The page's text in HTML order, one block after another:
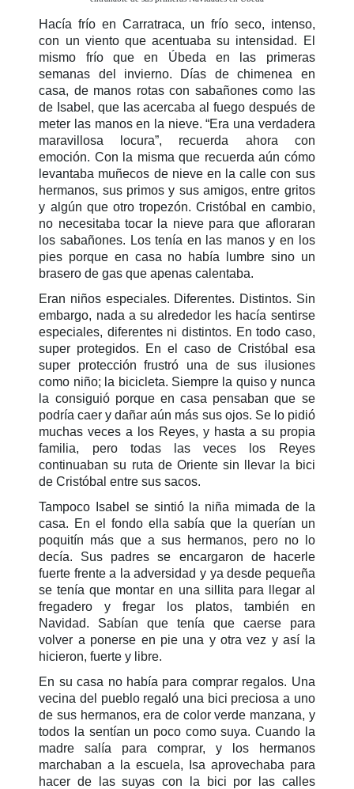
Hacía frío en Carratraca, un frío seco, intenso,
con un viento que acentuaba su intensidad. El
mismo frío que en Úbeda en las primeras
semanas del invierno. Días de chimenea en
casa, de manos rotas con sabañones como las
de Isabel, que las acercaba al fuego después de
meter las manos en la nieve. “Era una verdadera
maravillosa locura”, recuerda ahora con
emoción. Con la misma que recuerda aún cómo
levantaba muñecos de nieve en la calle con sus
hermanos, sus primos y sus amigos, entre gritos
y algún que otro tropezón. Cristóbal en cambio,
no necesitaba tocar la nieve para que afloraran
los sabañones. Los tenía en las manos y en los
pies porque en casa no había lumbre sino un
brasero de gas que apenas calentaba.
Eran niños especiales. Diferentes. Distintos. Sin
embargo, nada a su alrededor les hacía sentirse
especiales, diferentes ni distintos. En todo caso,
super protegidos. En el caso de Cristóbal esa
super protección frustró una de sus ilusiones
como niño; la bicicleta. Siempre la quiso y nunca
la consiguió porque en casa pensaban que se
podría caer y dañar aún más sus ojos. Se lo pidió
muchas veces a los Reyes, y hasta a su propia
familia, pero todas las veces los Reyes
continuaban su ruta de Oriente sin llevar la bici
de Cristóbal entre sus sacos.
Tampoco Isabel se sintió la niña mimada de la
casa. En el fondo ella sabía que la querían un
poquitín más que a sus hermanos, pero no lo
decía. Sus padres se encargaron de hacerle
fuerte frente a la adversidad y ya desde pequeña
se tenía que montar en una sillita para llegar al
fregadero y fregar los platos, también en
Navidad. Sabían que tenía que caerse para
volver a ponerse en pie una y otra vez y así la
hicieron, fuerte y libre.
En su casa no había para comprar regalos. Una
vecina del pueblo regaló una bici preciosa a uno
de sus hermanos, era de color verde manzana, y
todos la sentían un poco como suya. Cuando la
madre salía para comprar, y los hermanos
marchaban a la escuela, Isa aprovechaba para
hacer de las suyas con la bici por las calles